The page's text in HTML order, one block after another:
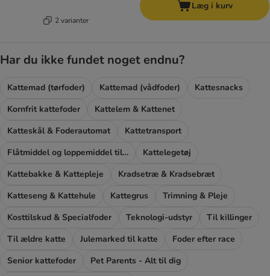
2 varianter
Læg i kurv
Har du ikke fundet noget endnu?
Kattemad (tørfoder) Kattemad (vådfoder)
Kattesnacks
Kornfrit kattefoder
Kattelem & Kattenet
Katteskål & Foderautomat
Kattetransport
Flåtmiddel og loppemiddel til katte
Kattelegetøj
Kattebakke & Kattepleje
Kradsetræ & Kradsebræt
Katteseng & Kattehule
Kattegrus
Trimning & Pleje
Kosttilskud & Specialfoder
Teknologi-udstyr
Til killinger
Til ældre katte
Julemarked til katte
Foder efter race
Senior kattefoder
Pet Parents - Alt til dig